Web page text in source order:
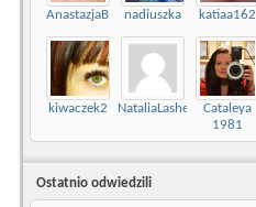
AnastazjaB nadiuszka katiaa162
kiwaczek2 NataliaLashes
Cataleya
1981
Ostatnio odwiedzili